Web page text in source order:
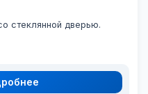
стеклянной дверью.